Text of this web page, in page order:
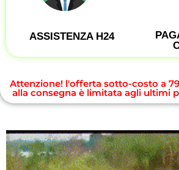
ASSISTENZA H24
Attenzione! l'offerta sotto-costo a
alla consegna è limitata agli ultimi